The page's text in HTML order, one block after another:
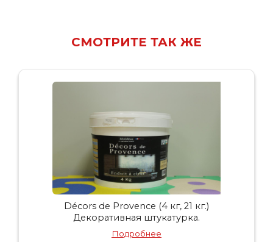
СМОТРИТЕ ТАК ЖЕ
Décors de Provence (4 кг, 21 кг.)
Декоративная штукатурка.
Подробнее